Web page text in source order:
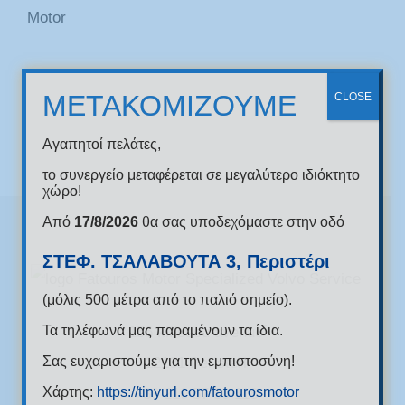
156 kifissou avenue
12131 Peristeri
+30 210 57 50 118
ΜΕΤΑΚΟΜΙΖΟΥΜΕ
Αγαπητοί πελάτες,
το συνεργείο μεταφέρεται σε μεγαλύτερο ιδιόκτητο
χώρο!
Από 17/8/2026 θα σας υποδεχόμαστε στην οδό
ΣΤΕΦ. ΤΣΑΛΑΒΟΥΤΑ 3, Περιστέρι
(μόλις 500 μέτρα από το παλιό σημείο).
Τα τηλέφωνά μας παραμένουν τα ίδια.
Σας ευχαριστούμε για την εμπιστοσύνη!
Χάρτης: https://tinyurl.com/fatourosmotor
CLOSE